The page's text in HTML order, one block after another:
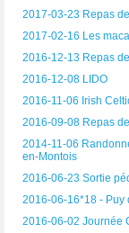
2017-03-23 Repas
2017-02-16 Les
2016-12-13 Repas
2016-12-08 LIDO
2016-11-06 Irish
2016-09-08 Repas
2014-11-06
en-Montois
2016-06-23 Sortie
2016-06-16*18 - Puy
2016-06-02 Journée